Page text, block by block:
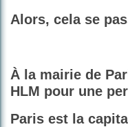
Alors, cela se
À la mairie de
HLM pour une
Paris est la